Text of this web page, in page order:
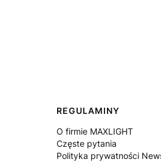
REGULAMINY
O firmie MAXLIGHT
Częste pytania
Polityka prywatności